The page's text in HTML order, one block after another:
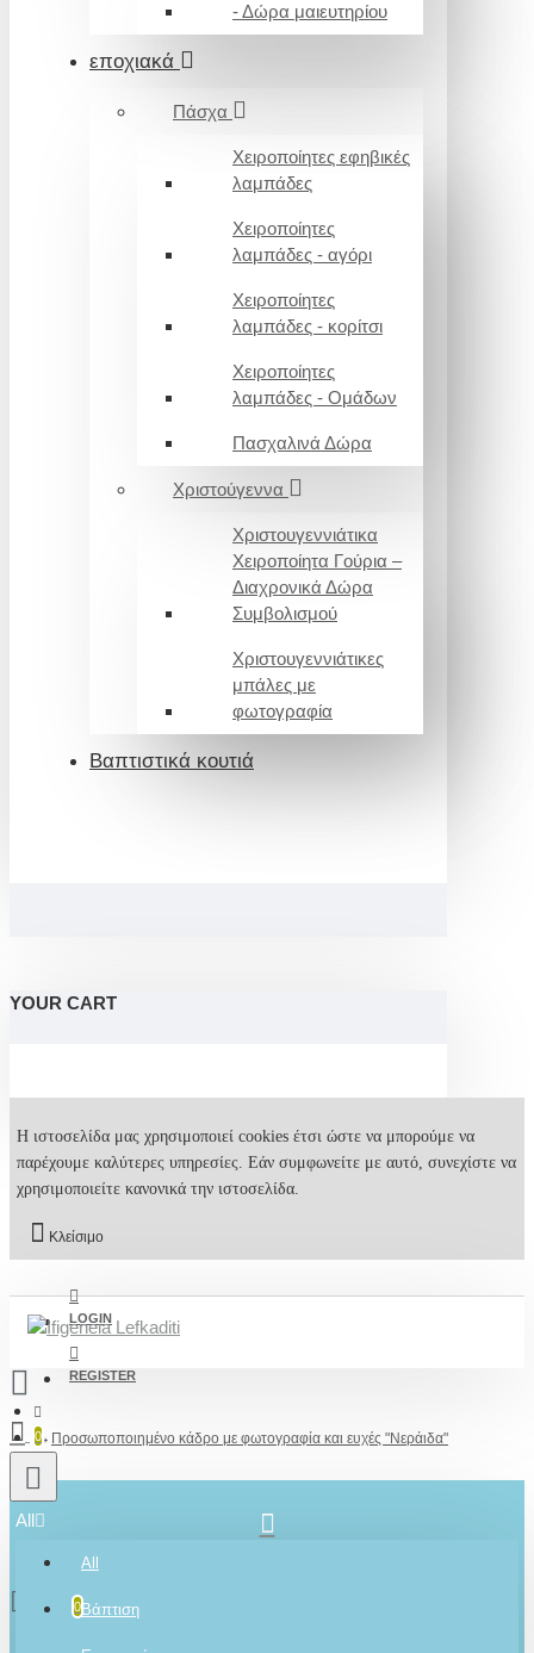
- Δώρα μαιευτηρίου
εποχιακά
Πάσχα
Χειροποίητες εφηβικές
λαμπάδες
Χειροποίητες
λαμπάδες - αγόρι
Χειροποίητες
λαμπάδες - κορίτσι
Χειροποίητες
λαμπάδες - Ομάδων
Πασχαλινά Δώρα
Χριστούγεννα
Χριστουγεννιάτικα
Χειροποίητα Γούρια –
Διαχρονικά Δώρα
Συμβολισμού
Χριστουγεννιάτικες
μπάλες με
φωτογραφία
Βαπτιστικά κουτιά
YOUR CART
Η ιστοσελίδα μας χρησιμοποιεί cookies έτσι ώστε να μπορούμε να
παρέχουμε καλύτερες υπηρεσίες. Εάν συμφωνείτε με αυτό, συνεχίστε να
χρησιμοποιείτε κανονικά την ιστοσελίδα.
Κλείσιμο
LOGIN
REGISTER
0
All
All
Βάπτιση
0 προϊόν(τα) - 0,00€
0
Προσωποποιημένο κάδρο με φωτογραφία και ευχές "Νεράιδα"